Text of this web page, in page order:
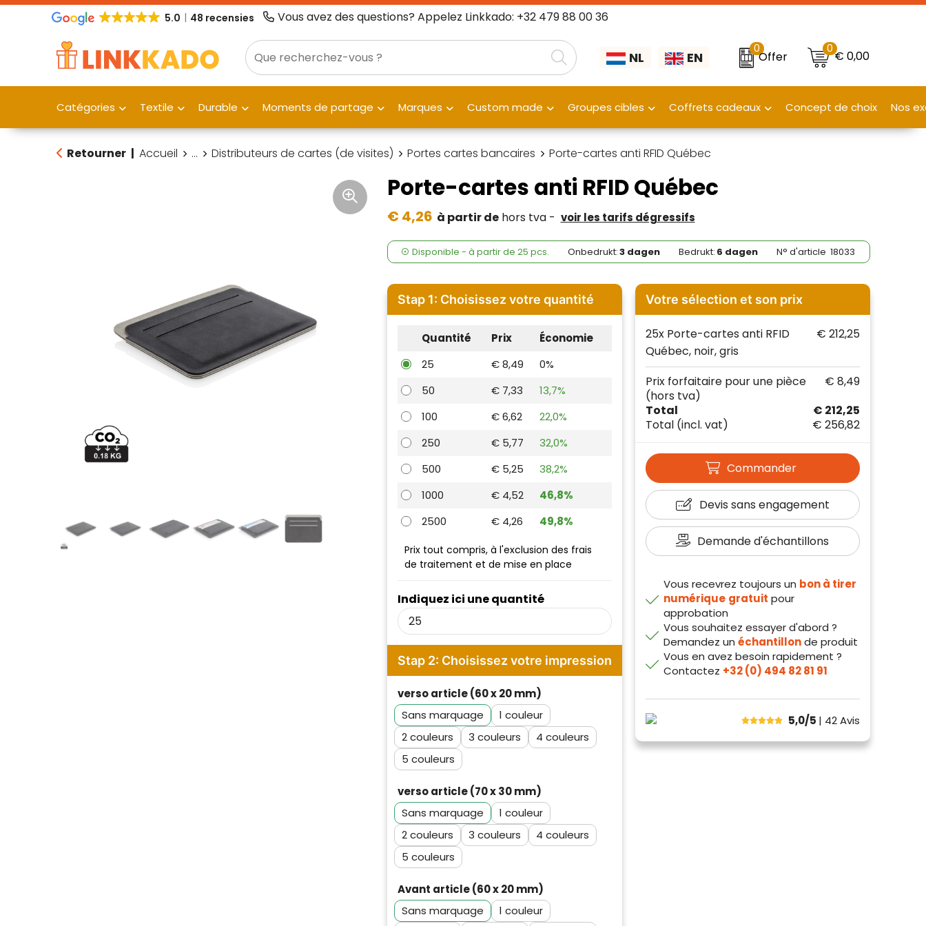
5.0 48 recensies Vous avez des questions? Appelez Linkkado: +32 479 88 00 36
NL EN
0
Offer
0€ 0,00
Catégories Textile Durable Moments de partage Marques Custom made Groupes cibles Coffrets cadeaux Concept de choix Nos
Retourner | Accueil ... Distributeurs de cartes (de visites) Portes cartes bancaires Porte-cartes anti RFID Québec
Porte-cartes anti RFID Québec
€ 4,26 à partir dehors tva - voir les tarifs dégressifs
Disponible - à partir de 25 pcs. Onbedrukt:3 dagen Bedrukt: 6 dagen N° d'article18033
Stap 1: Choisissez votre quantité
Quantité Prix
Économie
25
€ 8,49
0%
50
€ 7,33
13,7%
100
€ 6,62
22,0%
250
€ 5,77
32,0%
500
€ 5,25
38,2%
1000
€ 4,52
46,8%
2500
€ 4,26 49,8%
Indiquez ici une quantité
Prix tout compris, à l'exclusion des frais
de traitement et de mise en place
Stap 2: Choisissez votre impression
verso article (60 x 20 mm)
Sans marquage
1
2
3
4
5
verso article (70 x 30 mm)
Sans marquage
1
2
3
4
5
Avant article (60 x 20 mm)
Sans marquage
1
Votre sélection et son prix
25x Porte-cartes anti RFID
Québec, noir, gris
€ 212,25
Total
€ 212,25
Total (incl. vat) € 256,82
Prix forfaitaire pour une pièce
(hors tva)
€ 8,49
Commander
Devis sans engagement
Demande d'échantillons
Vous recevrez toujours un bon à tirer
numérique gratuit pour
approbation
Vous souhaitez essayer d'abord ?
Demandez un échantillonde produit
Vous en avez besoin rapidement ?
Contactez +32 (0) 494 82 81 91
5,0/5 | 42Avis